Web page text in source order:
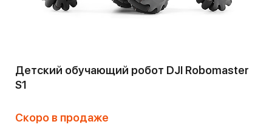
Детский обучающий робот DJI Robomaster
S1
Скоро в продаже